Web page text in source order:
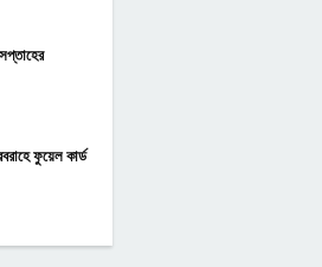
ফুয়েল কার্ড